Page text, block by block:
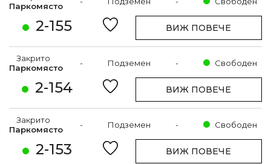
2-155
Паркомясто
ВИЖ ПОВЕЧЕ
2-154
Закрито
Паркомясто
- Подземен - Свободен
ВИЖ ПОВЕЧЕ
2-153
Закрито
Паркомясто
- Подземен - Свободен
ВИЖ ПОВЕЧЕ